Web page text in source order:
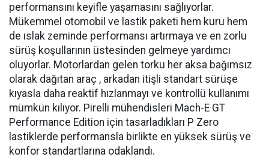
performansını keyifle yaşamasını sağlıyorlar.
Mükemmel otomobil ve lastik paketi hem kuru hem
de ıslak zeminde performansı artırmaya ve en zorlu
sürüş koşullarının üstesinden gelmeye yardımcı
oluyorlar. Motorlardan gelen torku her aksa bağımsız
olarak dağıtan araç , arkadan itişli standart sürüşe
kıyasla daha reaktif hızlanmayı ve kontrollü kullanımı
mümkün kılıyor. Pirelli mühendisleri Mach-E GT
Performance Edition için tasarladıkları P Zero
lastiklerde performansla birlikte en yüksek sürüş ve
konfor standartlarına odaklandı.